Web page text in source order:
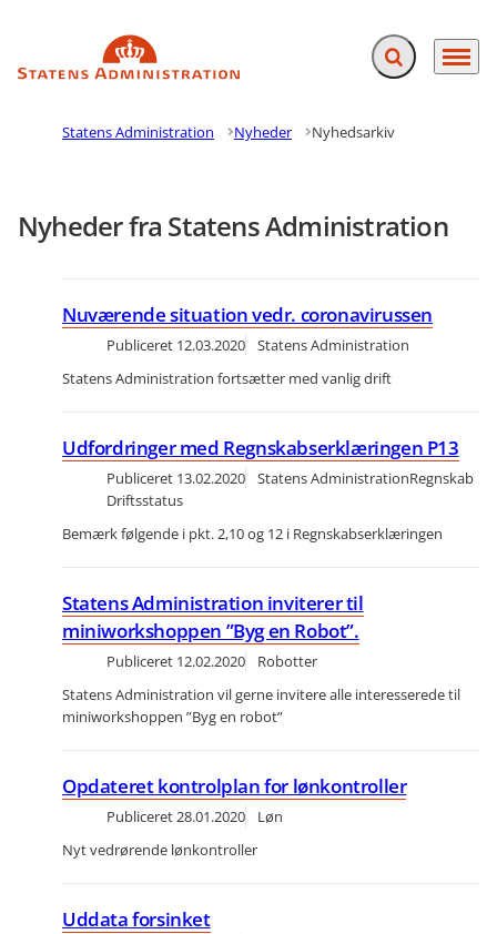
Gå til forsiden Fold søgefelt ud
Menu
Statens Administration Nyheder Nyhedsarkiv
Nyheder fra Statens Administration
Nuværende situation vedr. coronavirussen
Publiceret 12.03.2020
Statens Administration
Statens Administration fortsætter med vanlig drift
Udfordringer med Regnskabserklæringen P13
Publiceret 13.02.2020 Statens AdministrationRegnskab
Driftsstatus
Bemærk følgende i pkt. 2,10 og 12 i Regnskabserklæringen
Statens Administration inviterer til
miniworkshoppen ”Byg en Robot”.
Publiceret 12.02.2020
Robotter
Statens Administration vil gerne invitere alle interesserede til
miniworkshoppen ”Byg en robot”
Opdateret kontrolplan for lønkontroller
Publiceret28.01.2020
Løn
Nyt vedrørende lønkontroller
Uddata forsinket